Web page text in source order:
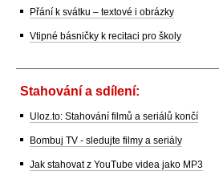
Přání k svátku – textové i obrázky
Vtipné básničky k recitaci pro školy
Stahování a sdílení:
Uloz.to: Stahování filmů a seriálů končí
Bombuj TV - sledujte filmy a seriály
Jak stahovat z YouTube videa jako MP3